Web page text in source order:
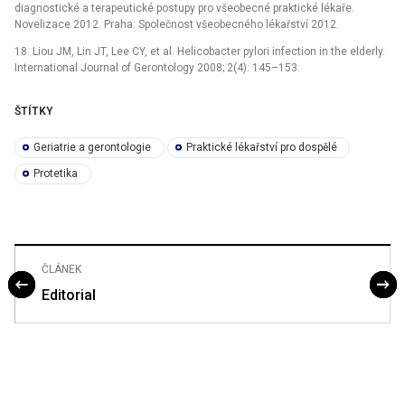
diagnostické a terapeutické postupy pro všeobecné praktické lékaře.
Novelizace 2012. Praha: Společnost všeobecného lékařství 2012.
18. Liou JM, Lin JT, Lee CY, et al. Helicobacter pylori infection in the elderly.
International Journal of Gerontology 2008; 2(4): 145–153.
ŠTÍTKY
Geriatrie a gerontologie Praktické lékařství pro dospělé
Protetika
ČLÁNEK
Editorial